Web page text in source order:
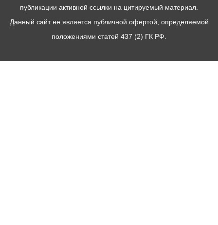
публикации активной ссылки на цитируемый материал.
Данный сайт не является публичной офертой, определяемой
положениями статей 437 (2) ГК РФ.